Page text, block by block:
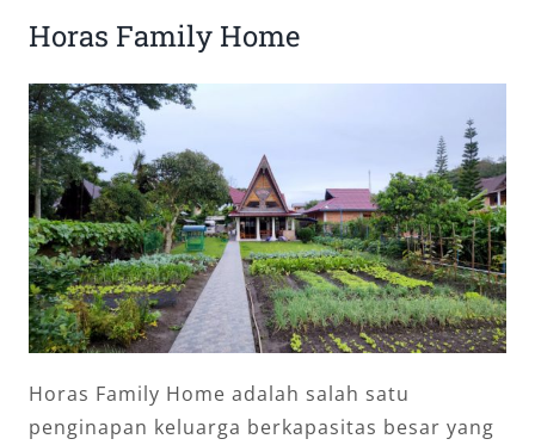
Horas Family Home
Horas Family Home adalah salah satu
penginapan keluarga berkapasitas besar yang